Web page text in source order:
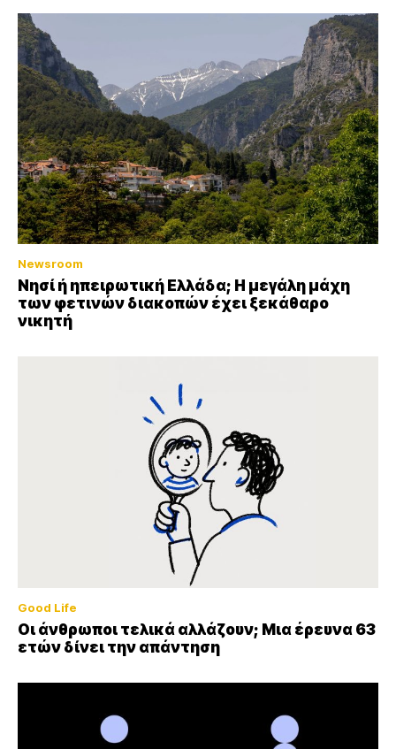
Newsroom
Νησί ή ηπειρωτική Ελλάδα; Η μεγάλη μάχη
των φετινών διακοπών έχει ξεκάθαρο
νικητή
Good Life
Οι άνθρωποι τελικά αλλάζουν; Μια έρευνα 63
ετών δίνει την απάντηση